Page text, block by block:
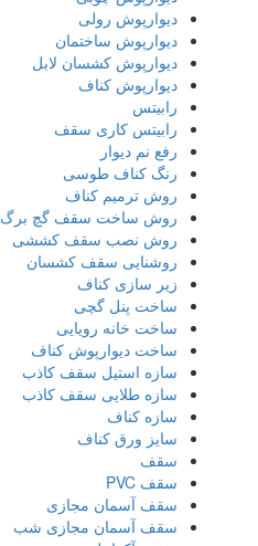
دیوارپوش رولی
دیوارپوش ساختمان
دیوارپوش کشسان لابل
دیوارپوش کناف
رابیتس
رابیتس کاری سقف
رفع نم دیوار
رنگ کناف طوسی
روش ترمیم کناف
روش ساخت سقف گچ برگ
روش نصب سقف کششی
روشنایی سقف کشسان
زیر سازی کناف
ساخت پنل گچی
ساخت خانه رویایی
ساخت دیوارپوش کناف
سازه استیل سقف کاذب
سازه طلایی سقف کاذب
سازه کناف
سایز ورق کناف
سقف
سقف PVC
سقف آسمان مجازی
سقف آسمان مجازی شب